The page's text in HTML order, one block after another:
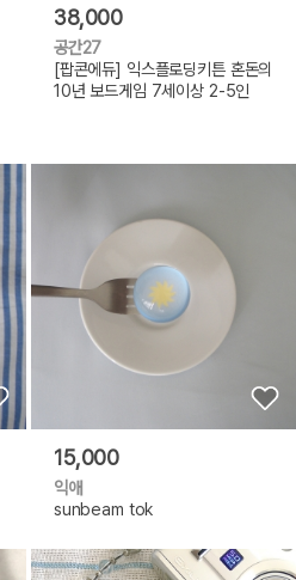
38,000
공간27
[팝콘에듀] 익스플로딩키튼 혼돈의
10년 보드게임 7세이상 2-5인
15,000
익애
sunbeam tok